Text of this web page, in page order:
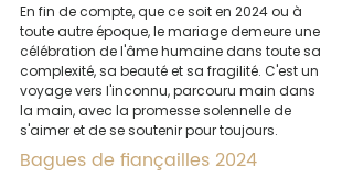
En fin de compte, que ce soit en 2024 ou à
toute autre époque, le mariage demeure une
célébration de l'âme humaine dans toute sa
complexité, sa beauté et sa fragilité. C'est un
voyage vers l'inconnu, parcouru main dans
la main, avec la promesse solennelle de
s'aimer et de se soutenir pour toujours.
Bagues de fiançailles 2024